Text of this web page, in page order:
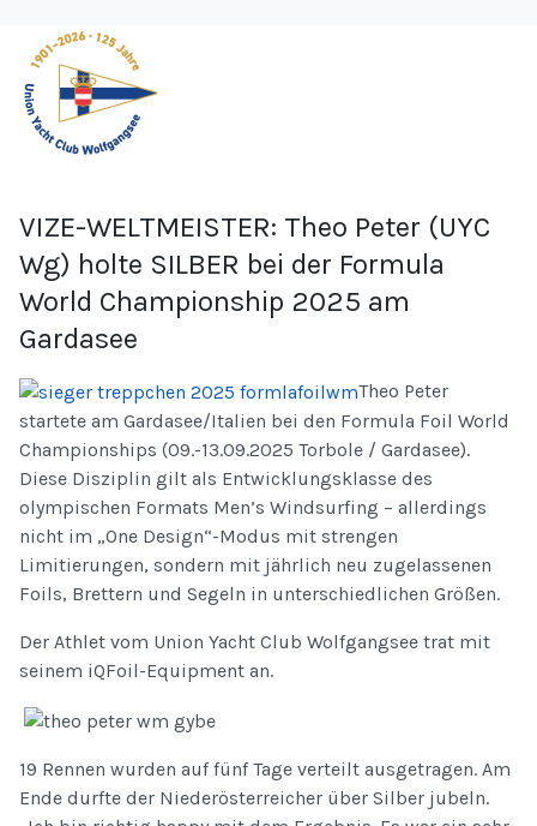
VIZE-WELTMEISTER: Theo Peter (UYC
Wg) holte SILBER bei der Formula
World Championship 2025 am
Gardasee
Theo Peter
startete am Gardasee/Italien bei den Formula Foil World
Championships (09.-13.09.2025 Torbole / Gardasee).
Diese Disziplin gilt als Entwicklungsklasse des
olympischen Formats Men’s Windsurfing – allerdings
nicht im „One Design“-Modus mit strengen
Limitierungen, sondern mit jährlich neu zugelassenen
Foils, Brettern und Segeln in unterschiedlichen Größen.
Der Athlet vom Union Yacht Club Wolfgangsee trat mit
seinem iQFoil-Equipment an.
19 Rennen wurden auf fünf Tage verteilt ausgetragen. Am
Ende durfte der Niederösterreicher über Silber jubeln.